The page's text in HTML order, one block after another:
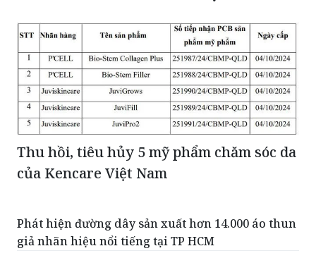
Thu hồi, tiêu hủy 5 mỹ phẩm chăm sóc da
của Kencare Việt Nam
Cảnh báo thủ đoạn mạo danh cán bộ trục lợi từ
doanh nghiệp mới thành lập